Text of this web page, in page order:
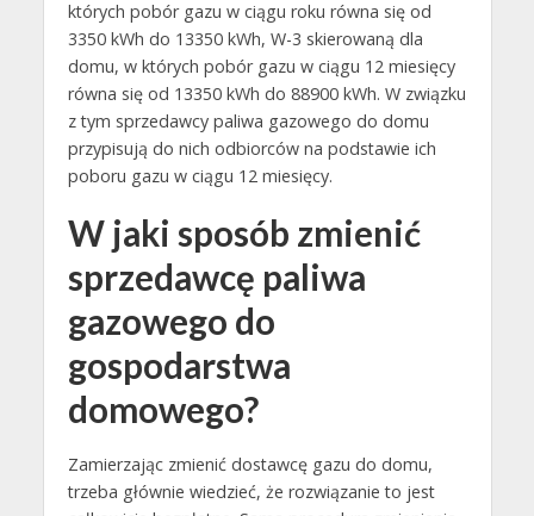
których pobór gazu w ciągu roku równa się od
3350 kWh do 13350 kWh, W-3 skierowaną dla
domu, w których pobór gazu w ciągu 12 miesięcy
równa się od 13350 kWh do 88900 kWh. W związku
z tym sprzedawcy paliwa gazowego do domu
przypisują do nich odbiorców na podstawie ich
poboru gazu w ciągu 12 miesięcy.
W jaki sposób zmienić
sprzedawcę paliwa
gazowego do
gospodarstwa
domowego?
Zamierzając zmienić dostawcę gazu do domu,
trzeba głównie wiedzieć, że rozwiązanie to jest